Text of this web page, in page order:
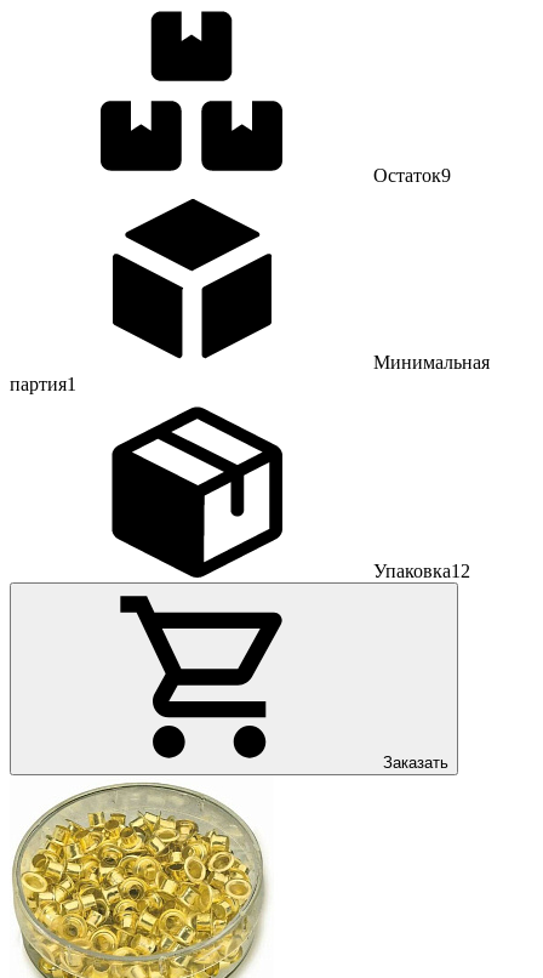
Остаток9
Минимальная
партия1
Упаковка12
Заказать